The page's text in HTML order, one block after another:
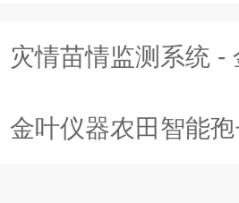
灾情苗情监测系统 - 金
金叶仪器农田智能孢子捕